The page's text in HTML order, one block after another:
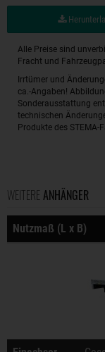
Alle Preise sind
Fracht und
Irrtümer und
ca.-Angaben!
Sonderausstattung
technischen
Produkte des STEMA-
WEITERE ANHÄNGER
Nutzmaß (L x B)